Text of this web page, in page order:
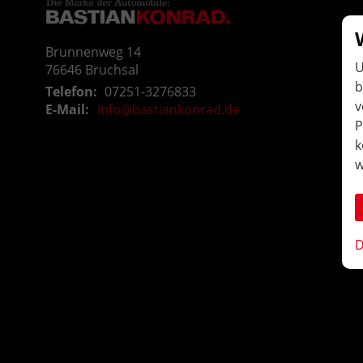
Brunnenweg 14
76646 Bruchsal
Telefon: 07251-3276833
E-Mail: info@bastiankonrad.de